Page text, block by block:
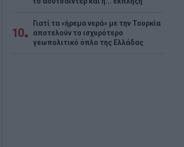
10
Γιατί τα «ήρεμα νερά» με την Τουρκία
αποτελούν το ισχυρότερο
γεωπολιτικό όπλο της Ελλάδας